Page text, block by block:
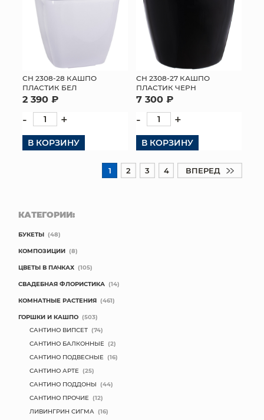
СН 2308-28 КАШПО
ПЛАСТИК БЕЛ
2 390 ₽
- +
В КОРЗИНУ
СН 2308-27 КАШПО
ПЛАСТИК ЧЕРН
7 300 ₽
- +
В КОРЗИНУ
1 2 3 4 ВПЕРЕД
КАТЕГОРИИ:
БУКЕТЫ (48)
КОМПОЗИЦИИ (8)
ЦВЕТЫ В ПАЧКАХ (105)
СВАДЕБНАЯ ФЛОРИСТИКА (14)
КОМНАТНЫЕ РАСТЕНИЯ (461)
ГОРШКИ И КАШПО (503)
САНТИНО ВИПСЕТ (74)
САНТИНО БАЛКОННЫЕ (2)
САНТИНО ПОДВЕСНЫЕ (16)
САНТИНО АРТЕ (25)
САНТИНО ПОДДОНЫ (44)
САНТИНО ПРОЧИЕ (12)
ЛИВИНГРИН СИГМА (16)